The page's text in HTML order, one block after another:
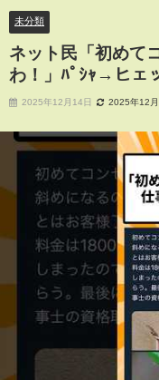
未分類
ネット民「初めて
わ！」ﾊﾟｼｬ→ヒェ
2025年12月14日 2025年12月